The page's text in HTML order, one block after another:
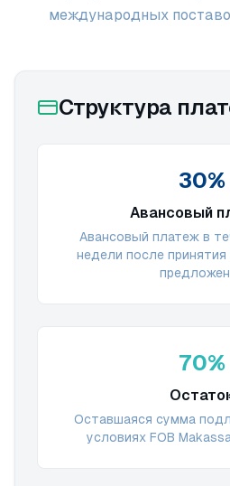
международных
Структура
30%
Авансовый
Авансовый платеж в
недели после
70%
Оставшаяся сумма
условиях FOB